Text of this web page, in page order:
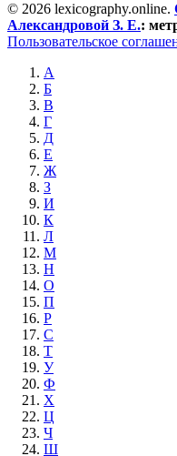
© 2026 lexicography.online.
Александровой З. Е.:
Пользовательское
А
Б
В
Г
Д
Е
Ж
З
И
К
Л
М
Н
О
П
Р
С
Т
У
Ф
Х
Ц
Ч
Ш